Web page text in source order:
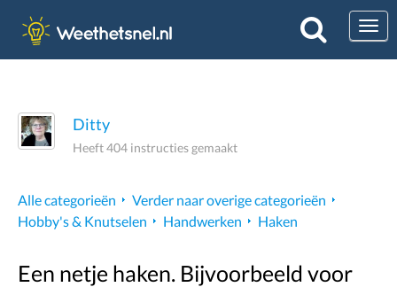
Ditty
Heeft 404 instructies gemaakt
Alle categorieën
Verder naar overige categorieën
Hobby's & Knutselen
Handwerken Haken
Een netje haken. Bijvoorbeeld voor